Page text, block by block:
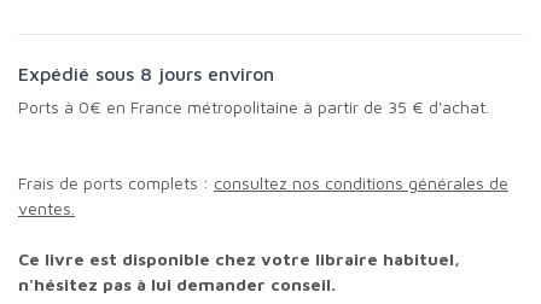
Expédié sous 8 jours environ
Ports à 0€ en France métropolitaine à partir de 35 € d'achat.
Frais de ports complets : consultez nos conditions générales de
ventes.
Ce livre est disponible chez votre libraire habituel,
n'hésitez pas à lui demander conseil.